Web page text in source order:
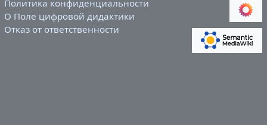
р
я
2
Политика конфиденциальности
О Поле цифровой дидактики
Отказ от ответственности